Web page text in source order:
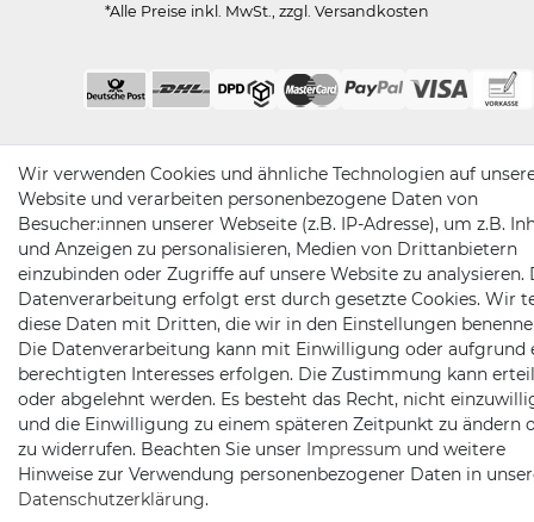
*Alle Preise inkl. MwSt., zzgl. Versandkosten
Wir verwenden Cookies und ähnliche Technologien auf
Website und verarbeiten personenbezogene Daten von
Besucher:innen unserer Webseite (z.B. IP-Adresse), um z.B.
und Anzeigen zu personalisieren, Medien von Drittanbietern
einzubinden oder Zugriffe auf unsere Website zu analysieren.
Datenverarbeitung erfolgt erst durch gesetzte Cookies. Wir
diese Daten mit Dritten, die wir in den Einstellungen
Die Datenverarbeitung kann mit Einwilligung oder aufgrund
berechtigten Interesses erfolgen. Die Zustimmung kann
oder abgelehnt werden. Es besteht das Recht, nicht
und die Einwilligung zu einem späteren Zeitpunkt zu ändern
zu widerrufen. Beachten Sie unser Impressum und weitere
Hinweise zur Verwendung personenbezogener Daten in
Daten­schutz­erklärung.